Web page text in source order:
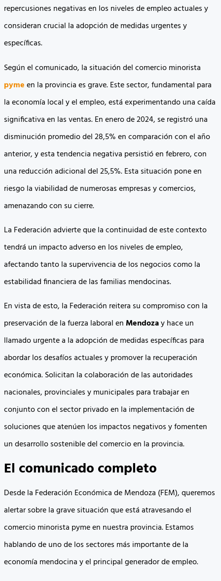
repercusiones negativas en los niveles de empleo actuales y
consideran crucial la adopción de medidas urgentes y
específicas.
Según el comunicado, la situación del comercio minorista
pymeen la provincia es grave. Este sector, fundamental para
la economía local y el empleo, está experimentando una caída
significativa en las ventas. En enero de 2024, se registró una
disminución promedio del 28,5% en comparación con el año
anterior, y esta tendencia negativa persistió en febrero, con
una reducción adicional del 25,5%. Esta situación pone en
riesgo la viabilidad de numerosas empresas y comercios,
amenazando con su cierre.
La Federación advierte que la continuidad de este contexto
tendrá un impacto adverso en los niveles de empleo,
afectando tanto la supervivencia de los negocios como la
estabilidad financiera de las familias mendocinas.
En vista de esto, la Federación reitera su compromiso con la
preservación de la fuerza laboral enMendozay hace un
llamado urgente a la adopción de medidas específicas para
abordar los desafíos actuales y promover la recuperación
económica. Solicitan la colaboración de las autoridades
nacionales, provinciales y municipales para trabajar en
conjunto con el sector privado en la implementación de
soluciones que atenúen los impactos negativos y fomenten
un desarrollo sostenible del comercio en la provincia.
El comunicado completo
Desde la Federación Económica de Mendoza (FEM), queremos
alertar sobre la grave situación que está atravesando el
comercio minorista pyme en nuestra provincia. Estamos
hablando de uno de los sectores más importante de la
economía mendocina y el principal generador de empleo.